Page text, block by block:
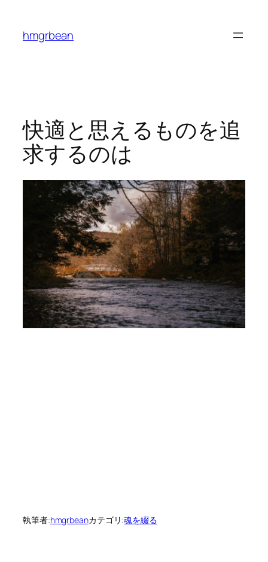
hmgrbean
快適と思えるものを追
求するのは
執筆者:hmgrbeanカテゴリ:魂を綴る